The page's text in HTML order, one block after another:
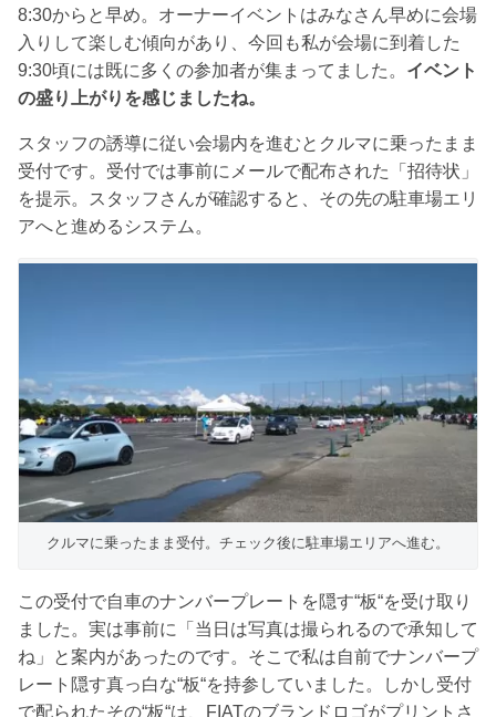
8:30からと早め。オーナーイベントはみなさん早めに会場
入りして楽しむ傾向があり、今回も私が会場に到着した
9:30頃には既に多くの参加者が集まってました。 イベント
の盛り上がりを感じましたね。
スタッフの誘導に従い会場内を進むとクルマに乗ったまま
受付です。受付では事前にメールで配布された「招待状」
を提示。スタッフさんが確認すると、その先の駐車場エリ
アへと進めるシステム。
クルマに乗ったまま受付。チェック後に駐車場エリアへ進む。
この受付で自車のナンバープレートを隠す“板“を受け取り
ました。実は事前に「当日は写真は撮られるので承知して
ね」と案内があったのです。そこで私は自前でナンバープ
レート隠す真っ白な“板“を持参していました。しかし受付
で配られたその“板“は、FIATのブランドロゴがプリントさ